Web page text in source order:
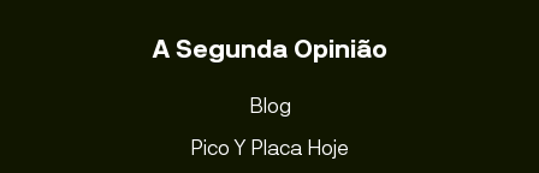
A Segunda Opinião
Blog
Pico Y Placa Hoje